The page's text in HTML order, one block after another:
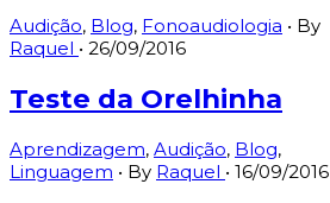
Audição, Blog, Fonoaudiologia • By
Raquel • 26/09/2016
Teste da Orelhinha
Aprendizagem, Audição, Blog,
Linguagem • By Raquel • 16/09/2016